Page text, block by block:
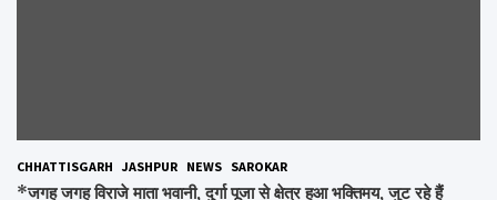
CHHATTISGARH JASHPUR NEWS SAROKAR
*जगह जगह विराजे माता भवानी, दुर्गा पूजा से क्षेत्र हुआ भक्तिमय, जुट रहे हैं